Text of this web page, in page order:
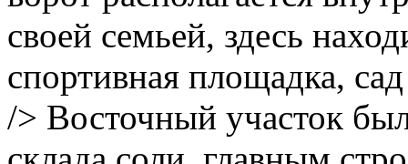
своей семьей, здесь
спортивная площадка,
/> Восточный участок